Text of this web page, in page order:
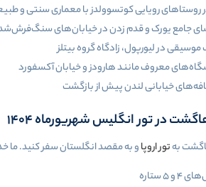
رویایی کوتسوولدز با معماری سنتی و
جامع یورک و قدم زدن در خیابان‌های
در لیورپول، زادگاه گروه بیتلز
معروف مانند هارودز و خیابان آکسفورد
خیابانی لندن پیش از بازگشت
در تور انگلیس شهریورماه ۱۴۰۴
بهتور اروپاو به مقصد انگلستان سفر کنید. ما
ستاره